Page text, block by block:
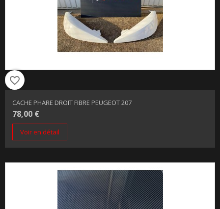
favorite_border
CACHE PHARE DROIT FIBRE PEUGEOT 207
78,00 €
Voir en détail